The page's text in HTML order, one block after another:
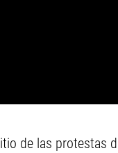
de las protestas